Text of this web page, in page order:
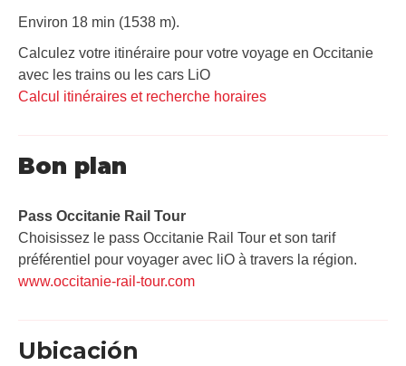
Environ 18 min (1538 m).
Calculez votre itinéraire pour votre voyage en Occitanie
avec les trains ou les cars LiO
Calcul itinéraires et recherche horaires
Bon plan
Pass Occitanie Rail Tour​
Choisissez le pass Occitanie Rail Tour et son tarif
préférentiel pour voyager avec liO à travers la région.
www.occitanie-rail-tour.com
Ubicación